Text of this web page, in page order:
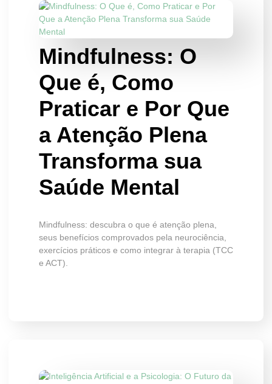
Mindfulness: O
Que é, Como
Praticar e Por Que
a Atenção Plena
Transforma sua
Saúde Mental
Mindfulness: descubra o que é atenção plena,
seus benefícios comprovados pela neurociência,
exercícios práticos e como integrar à terapia (TCC
e ACT).